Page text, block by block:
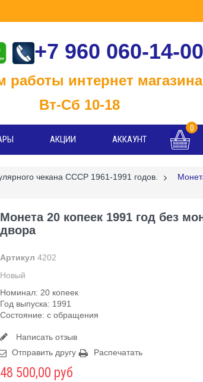
+7 960 060-14-00
интернет магазина
10-18
АКЦИИ АККАУНТ
0
чекана СССР 1961-1991 годов. >
Монета 20 копеек 1991 год без
двора
Артикул 4202
Новый
Номинал: 20 копеек
Год выпуска: 1991
Состояние: с обращения
Написать отзыв
Отправить другу
Распечатать
48 500,00 руб